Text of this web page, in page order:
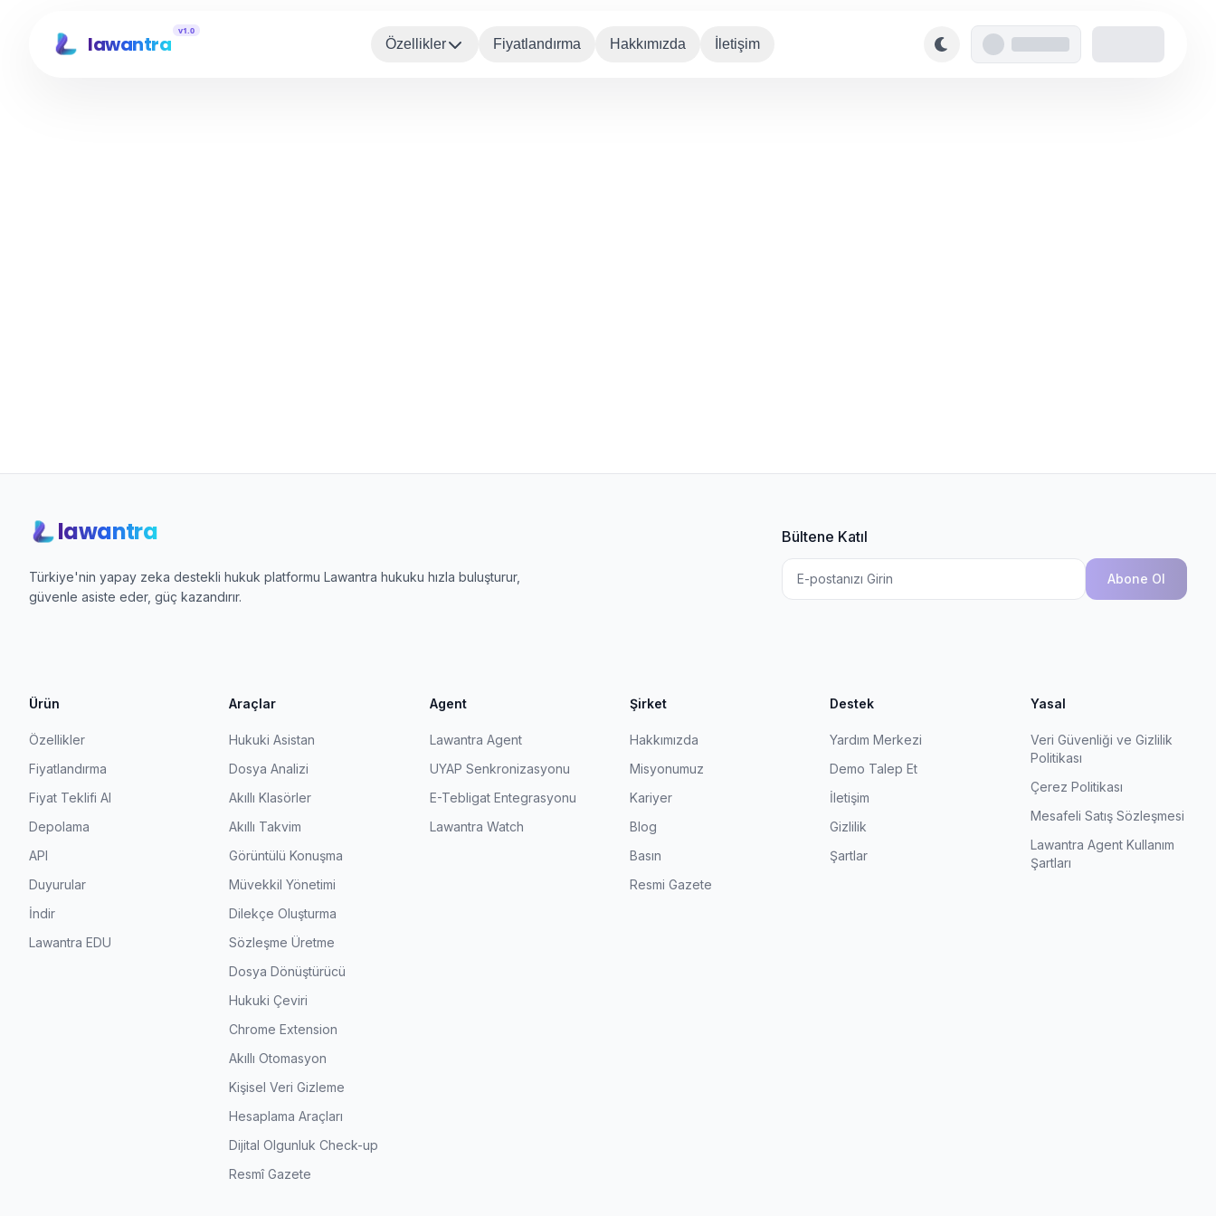
lawantra
v1.0
Özellikler Fiyatlandırma Hakkımızda İletişim
lawantra
Türkiye'nin yapay zeka destekli hukuk platformu Lawantra hukuku hızla buluşturur,
güvenle asiste eder, güç kazandırır.
Bültene Katıl
Abone Ol
Ürün
Özellikler
Fiyatlandırma
Fiyat Teklifi Al
Depolama
API
Duyurular
İndir
Lawantra EDU
Araçlar
Hukuki Asistan
Dosya Analizi
Akıllı Klasörler
Akıllı Takvim
Görüntülü Konuşma
Müvekkil Yönetimi
Dilekçe Oluşturma
Sözleşme Üretme
Dosya Dönüştürücü
Hukuki Çeviri
Chrome Extension
Akıllı Otomasyon
Kişisel Veri Gizleme
Hesaplama Araçları
Dijital Olgunluk Check-up
Resmî Gazete
Agent
Lawantra Agent
UYAP Senkronizasyonu
E-Tebligat Entegrasyonu
Lawantra Watch
Şirket
Hakkımızda
Misyonumuz
Kariyer
Blog
Basın
Resmi Gazete
Destek
Yardım Merkezi
Demo Talep Et
İletişim
Gizlilik
Şartlar
Yasal
Veri Güvenliği ve Gizlilik
Politikası
Çerez Politikası
Mesafeli Satış Sözleşmesi
Lawantra Agent Kullanım
Şartları